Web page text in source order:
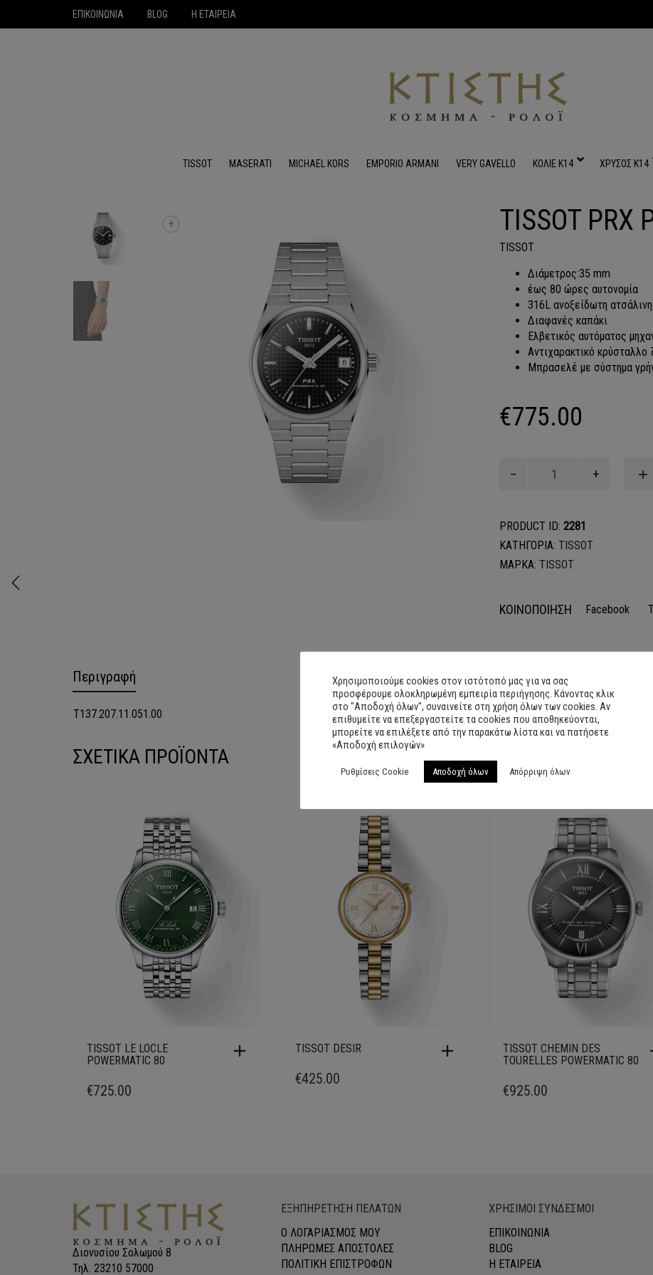
ΕΠΙΚΟΙΝΩΝΙΑ BLOG Η ΕΤΑΙΡΕΙΑ
TISSOT MASERATI MICHAEL KORS EMPORIO ARMANI VERY GAVELLO ΚΟΛΙΕ Κ14 ΧΡΥΣΟΣ Κ14
+ TISSOT PRX
TISSOT
Διάμετρος:35 mm
έως 80 ώρες αυτονομία
316L ανοξείδωτη
Διαφανές καπάκι
Ελβετικός αυτόματος
Αντιχαρακτικό κρύσταλλο
Μπρασελέ με σύστημα
€775.00
ποσότητα
PRODUCT ID: 2281
ΚΑΤΗΓΟΡΙΑ: TISSOT
ΜΑΡΚΑ: TISSOT
ΚΟΙΝΟΠΟΙΗΣΗ Facebook
Περιγραφή
T137.207.11.051.00
ΣΧΕΤΙΚΑ ΠΡΟΪΟΝΤΑ
TISSOT LE LOCLE
POWERMATIC 80
€725.00
TISSOT DESIR
€425.00
TISSOT CHEMIN DES
TOURELLES POWERMATIC 80
€925.00
Διονυσίου Σολωμού 8
Τηλ. 23210 57000
ΕΞΗΠΗΡΕΤΗΣΗ ΠΕΛΑΤΩΝ
Ο ΛΟΓΑΡΙΑΣΜΟΣ ΜΟΥ
ΠΛΗΡΩΜΕΣ ΑΠΟΣΤΟΛΕΣ
ΠΟΛΙΤΙΚΗ ΕΠΙΣΤΡΟΦΩΝ
ΧΡΗΣΙΜΟΙ ΣΥΝΔΕΣΜΟΙ
ΕΠΙΚΟΙΝΩΝΙΑ
BLOG
Η ΕΤΑΙΡΕΙΑ
Χρησιμοποιούμε cookies στον ιστότοπό μας για να σας
προσφέρουμε ολοκληρωμένη εμπειρία περιήγησης. Κάνοντας κλικ
στο "Αποδοχή όλων", συναινείτε στη χρήση όλων των cookies. Αν
επιθυμείτε να επεξεργαστείτε τα cookies που αποθηκεύονται,
μπορείτε να επιλέξετε από την παρακάτω λίστα και να πατήσετε
«Αποδοχή επιλογών»
Ρυθμίσεις Cookie Αποδοχή όλων Απόρριψη όλων